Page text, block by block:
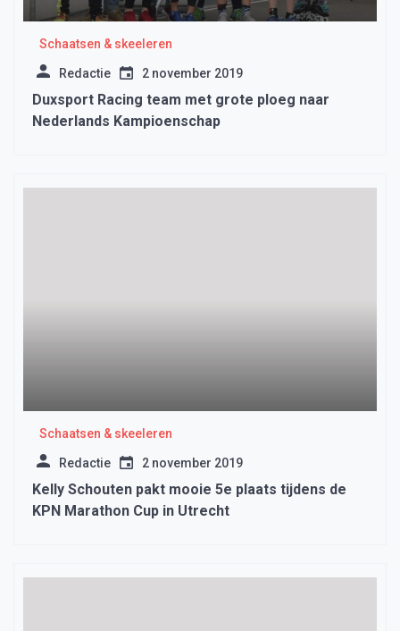
Schaatsen & skeeleren
Redactie 2 november 2019
Duxsport Racing team met grote ploeg naar
Nederlands Kampioenschap
Schaatsen & skeeleren
Redactie 2 november 2019
Kelly Schouten pakt mooie 5e plaats tijdens de
KPN Marathon Cup in Utrecht